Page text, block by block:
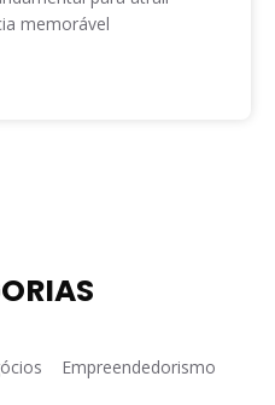
memorável
Empreendedorismo